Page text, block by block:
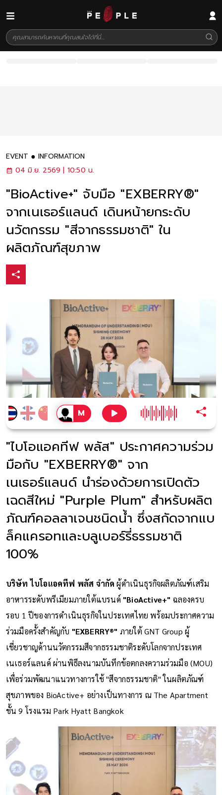
EVENT
INFORMATION
04 มิ.ย. 2569 | 10:50 น.
"BioActive+" จับมือ "EXBERRY®"
จากเนเธอร์แลนด์ เดินหน้ายกระดับ
นวัตกรรม "สีจากธรรมชาติ" ใน
ผลิตภัณฑ์สุขภาพ
"ไบโอแอคทีฟ พลัส" ประกาศความร่วม
มือกับ "EXBERRY®" จาก
เนเธอร์แลนด์ นำร่องด้วยการเปิดตัว
เฉดสีใหม่ "Purple Plum" สำหรับผลิต
ภัณฑ์คอลลาเจนชนิดน้ำ ซึ่งสกัดจากแบ
ล็คแครอทและบลูเบอร์รี่ธรรมชาติ
100%
บริษัท ไบโอแอคทีฟ พลัส จำกัดผู้ดำเนินธุรกิจผลิตภัณฑ์เสริม
อาหารระดับพรีเมียมภายใต้แบรนด์ "BioActive+" ฉลองครบ
รอบ 1 ปีของการดำเนินธุรกิจในประเทศไทย พร้อมประกาศความ
ร่วมมือครั้งสำคัญกับ "EXBERRY®" ภายใต้ GNT Group ผู้
เชี่ยวชาญด้านนวัตกรรมสีจากธรรมชาติระดับโลกจากประเทศ
เนเธอร์แลนด์ ผ่านพิธีลงนามบันทึกข้อตกลงความร่วมมือ (MOU)
เพื่อร่วมพัฒนาแนวทางการใช้ "สีจากธรรมชาติ" ในผลิตภัณฑ์
สุขภาพของ BioActive+ อย่างเป็นทางการ ณ The Apartment
ชั้น 9 โรงแรม Park Hyatt Bangkok